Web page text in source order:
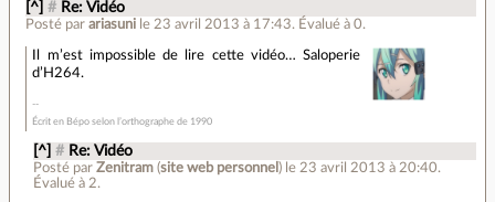
[^] # Re: Vidéo
Posté parariasuni le 23 avril 2013 à 17:43. Évalué à0.
Il m’est impossible de lire cette vidéo… Saloperie
d’H264.
Écrit en Bépo selon l’orthographe de 1990
[^] # Re: Vidéo
Posté par Zenitram(site web personnel ) le 23 avril 2013 à 20:40.
Évalué à 2.